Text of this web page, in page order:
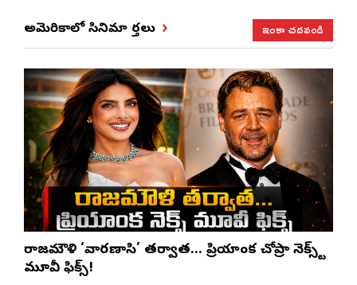
అమెరికాలో సినిమా వార్తలు ఇంకా చదవండి
రాజమౌళి ‘వారణాసి’ తర్వాత… ప్రియాంక చోప్రా నెక్స్ట్
మూవీ ఫిక్స్!